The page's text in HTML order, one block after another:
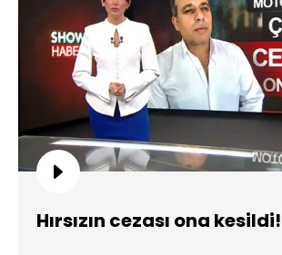
Hırsızın cezası ona kesildi!